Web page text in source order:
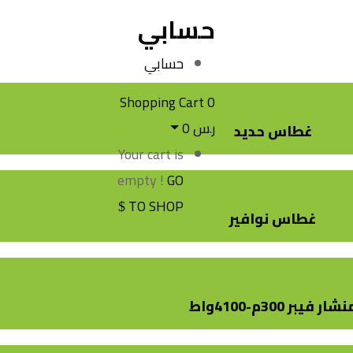
غطاس حديد
غطاس نوافير
فيبر 300م-4100واط
حسابي
حسابي
0
Shopping Cart
ر.س0
Your cart is
empty !GO
TO SHOP